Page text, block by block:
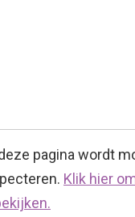
pagina wordt
Klik hier